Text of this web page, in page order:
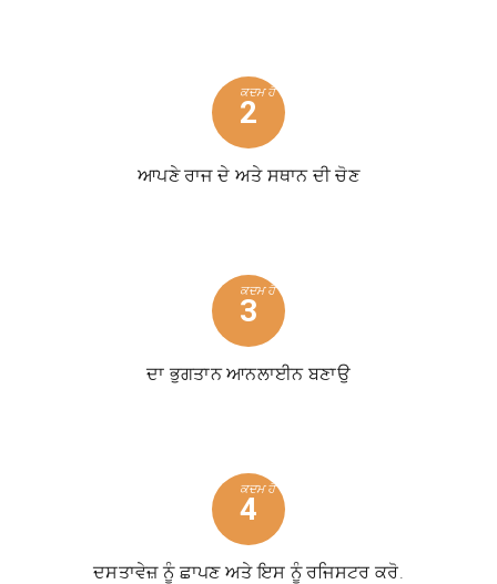
ਕਦਮ ਹੈ
2
ਆਪਣੇ ਰਾਜ ਦੇ ਅਤੇ ਸਥਾਨ ਦੀ ਚੋਣ
ਕਦਮ ਹੈ
3
ਦਾ ਭੁਗਤਾਨ ਆਨਲਾਈਨ ਬਣਾਉ
ਕਦਮ ਹੈ
4
ਦਸਤਾਵੇਜ਼ ਨੂੰ ਛਾਪਣ ਅਤੇ ਇਸ ਨੂੰ ਰਜਿਸਟਰ ਕਰੋ.